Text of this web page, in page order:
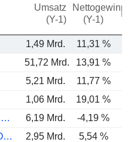
Umsatz
(Y-1)
Nettogewinn
(Y-1)
1,49 Mrd. 11,31 %
51,72 Mrd. 13,91 %
5,21 Mrd. 11,77 %
1,06 Mrd. 19,01 %
SHISEIDO COMPANY, LIMITED
6,19 Mrd. -4,19 %
AMOREPACIFIC CORPORATION
2,95 Mrd.
5,54 %